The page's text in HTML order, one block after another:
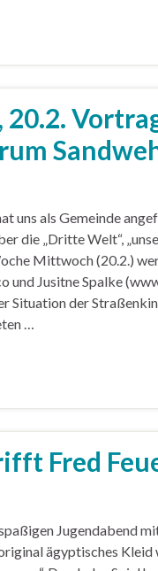
uns als Gemeinde
die „Dritte Welt“,
Mittwoch (20.2.)
und Jusitne Spalke
Situation der
…
Fred
Jugendabend
ägyptisches Kleid